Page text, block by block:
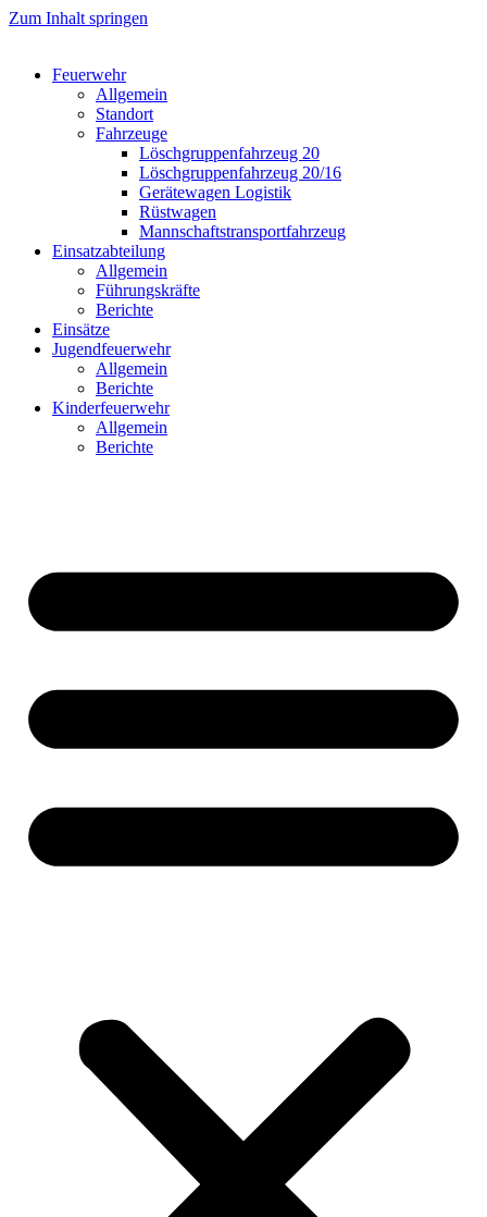
Zum Inhalt springen
Feuerwehr
Allgemein
Standort
Fahrzeuge
Löschgruppen­fahrzeug 20
Lösch­gruppen­fahrzeug 20/16
Geräte­wagen Logistik
Rüst­wagen
Mannschafts­transportfahrzeug
Einsatz­abteilung
Allgemein
Führungs­kräfte
Berichte
Einsätze
Jugend­feuerwehr
Allgemein
Berichte
Kinder­feuerwehr
Allgemein
Berichte